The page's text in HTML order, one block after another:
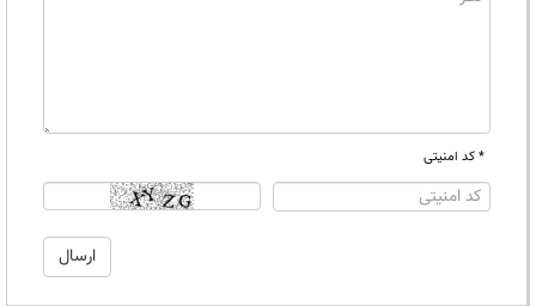
* کد امنیتی